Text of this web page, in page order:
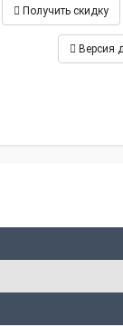
Получить скидку
Версия